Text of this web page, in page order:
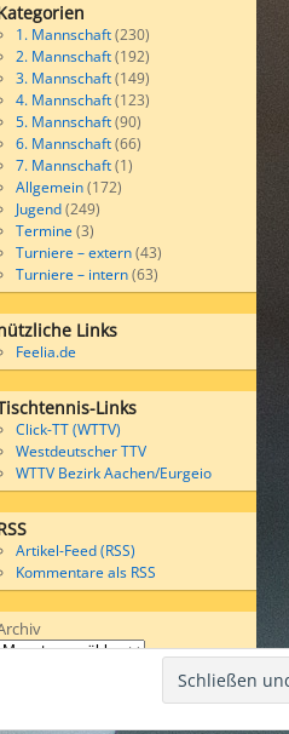
1. Mannschaft(230)
2. Mannschaft(192)
3. Mannschaft(149)
4. Mannschaft(123)
5. Mannschaft(90)
6. Mannschaft(66)
7. Mannschaft(1)
Allgemein(172)
Jugend(249)
Termine(3)
Turniere – extern(43)
Turniere – intern(63)
Links
Feelia.de
Links
Click-TT (WTTV)
Westdeutscher TTV
WTTV Bezirk Aachen/Eurgeio
Artikel-Feed (RSS)
Kommentare als RSS
Wordpress